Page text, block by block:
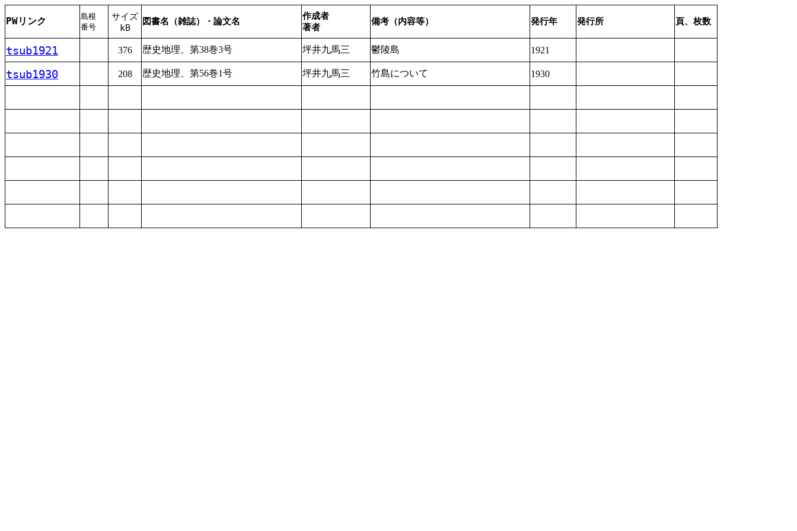
PWリンク
島根
番号
サイズ
kB
図書名（雑誌）・論文名
作成者
著者
備考（内容等） 発行年 発行所 頁、枚数
tsub1921 376 歴史地理 第38巻3号 坪井九馬三 鬱陵島 1921
tsub1930 208 歴史地理 第56巻1号 坪井九馬三 竹島について 1930